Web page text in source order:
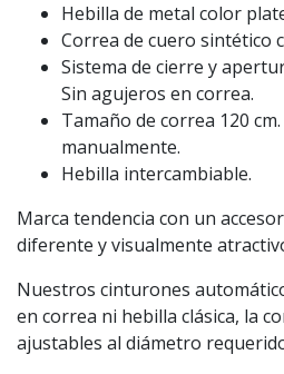
Hebilla de metal color
Correa de cuero sintético
Sistema de cierre y
Sin agujeros en correa.
Tamaño de correa 120
manualmente.
Hebilla intercambiable.
Marca tendencia con un
diferente y visualmente
Nuestros cinturones
en correa ni hebilla clásica, la
ajustables al diámetro